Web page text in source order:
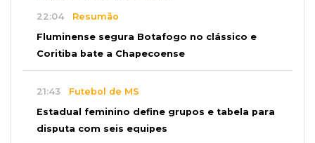
22:04 Resumão
Fluminense segura Botafogo no clássico e
Coritiba bate a Chapecoense
21:43 Futebol de MS
Estadual feminino define grupos e tabela para
disputa com seis equipes